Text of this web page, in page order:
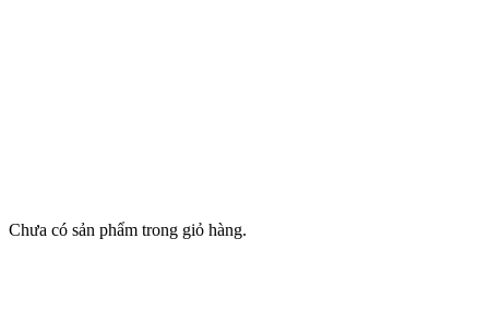
Chưa có sản phẩm trong giỏ hàng.